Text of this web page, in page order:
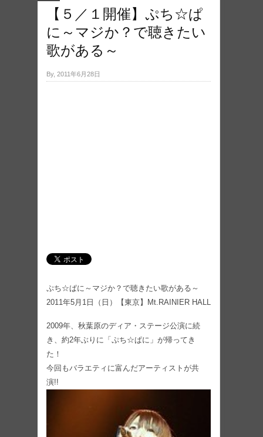
【５／１開催】ぷち☆ぱ
に～マジか？で聴きたい
歌がある～
By, 2011年6月28日
ぷち☆ぱに～マジか？で聴きたい歌がある～
2011年5月1日（日）【東京】Mt.RAINIER HALL
2009年、秋葉原のディア・ステージ公演に続
き、約2年ぶりに「ぷち☆ぱに」が帰ってき
た！
今回もバラエティに富んだアーティストが共
演!!